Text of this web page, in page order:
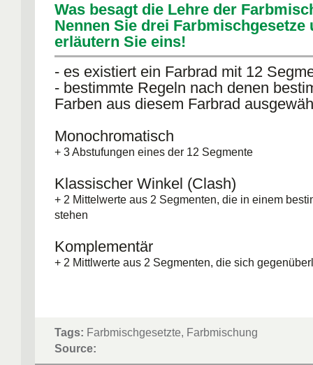
Was besagt die Lehre der
Nennen Sie drei Farbmischgesetze
erläutern Sie eins!
- es existiert ein Farbrad mit 12
- bestimmte Regeln nach denen
Farben aus diesem Farbrad
Monochromatisch
+ 3 Abstufungen eines der 12 Segmente
Klassischer Winkel (Clash)
+ 2 Mittelwerte aus 2 Segmenten, die in einem
stehen
Komplementär
+ 2 Mittlwerte aus 2 Segmenten, die sich
Tags: Farbmischgesetzte, Farbmischung
Source: